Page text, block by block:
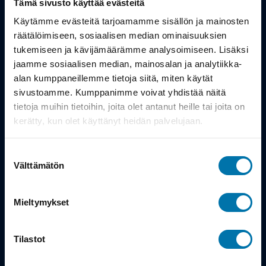
Tämä sivusto käyttää evästeitä
Käytämme evästeitä tarjoamamme sisällön ja mainosten
räätälöimiseen, sosiaalisen median ominaisuuksien
tukemiseen ja kävijämäärämme analysoimiseen. Lisäksi
jaamme sosiaalisen median, mainosalan ja analytiikka-
alan kumppaneillemme tietoja siitä, miten käytät
sivustoamme. Kumppanimme voivat yhdistää näitä
tietoja muihin tietoihin, joita olet antanut heille tai joita on
kerätty, kun olet käyttänyt heidän palvelujaan.
valinta
Välttämätön
Mieltymykset
Tilastot
Työsuhdepyörä
Info
Toimitus
Takuu ja palautukset
Maksutavat